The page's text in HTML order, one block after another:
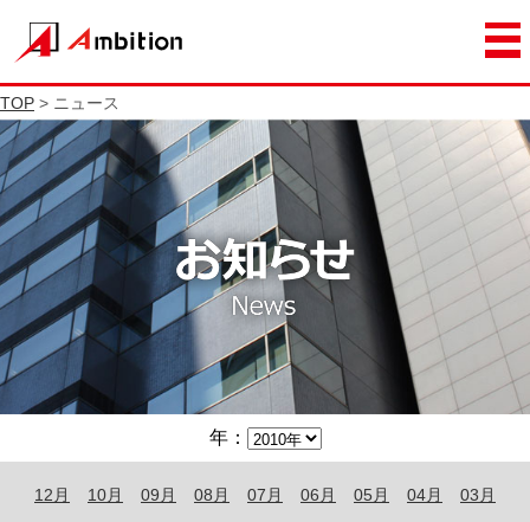
TOP > ニュース
年：
12月 10月 09月 08月 07月 06月 05月 04月 03月